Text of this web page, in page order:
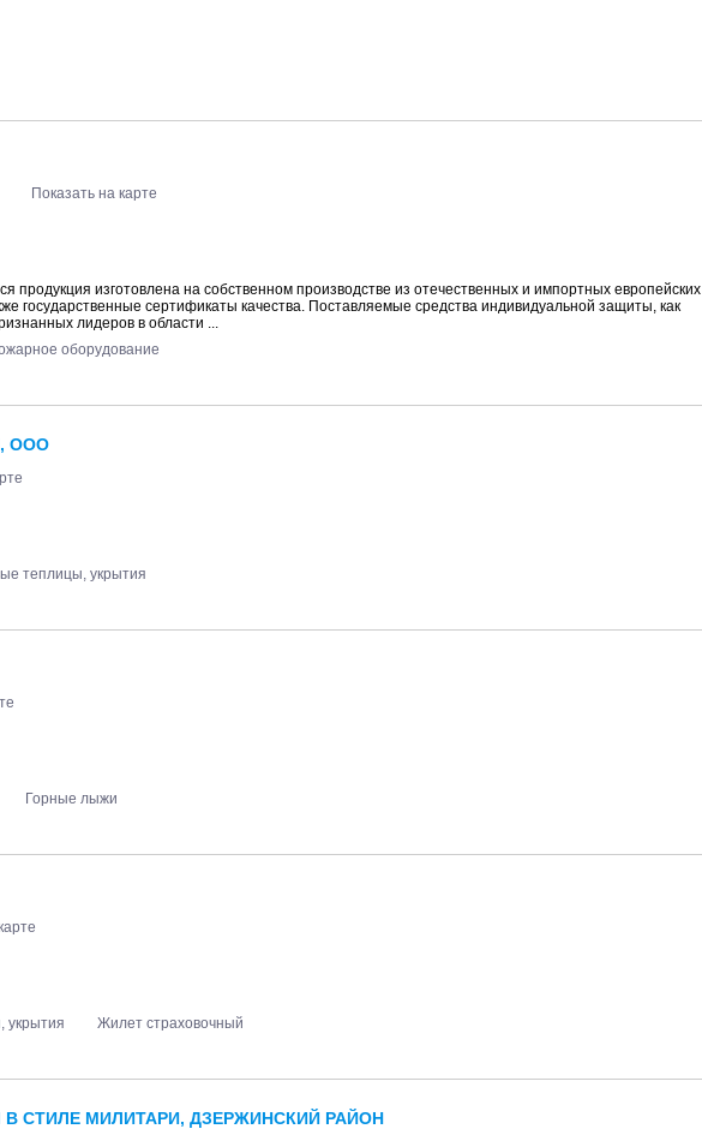
Показать на карте
изготовлена на собственном производстве из отечественных и импортных европейских
государственные сертификаты качества. Поставляемые средства индивидуальной защиты, как
лидеров в области ...
оборудование
ООО
теплицы, укрытия
Горные лыжи
укрытия
Жилет страховочный
СТИЛЕ МИЛИТАРИ, ДЗЕРЖИНСКИЙ РАЙОН